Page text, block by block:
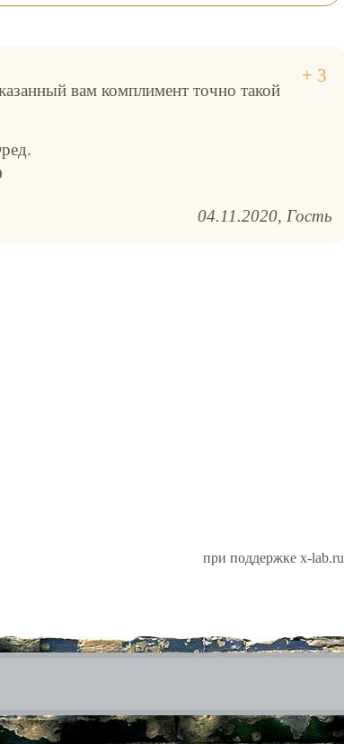
вам комплимент точно такой
04.11.2020 Гость
при поддержке x-lab.ru